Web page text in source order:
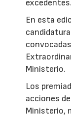
excedentes.
En esta
Ministerio.
Los
acciones
Ministerio,